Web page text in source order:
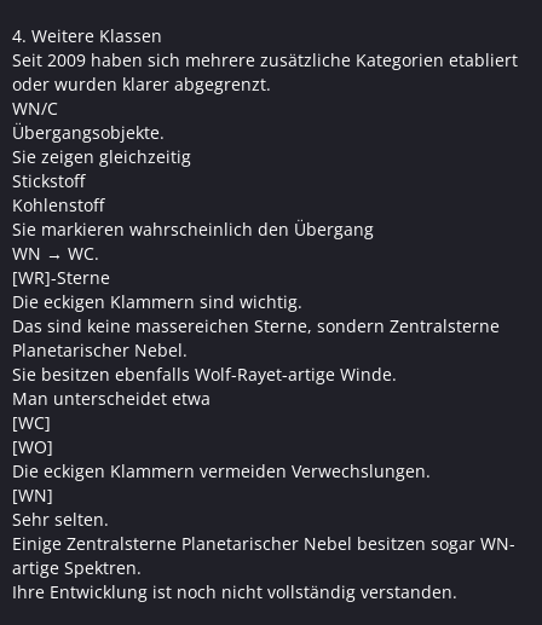
4. Weitere Klassen
Seit 2009 haben sich mehrere zusätzliche Kategorien etabliert
oder wurden klarer abgegrenzt.
WN/C
Übergangsobjekte.
Sie zeigen gleichzeitig
Stickstoff
Kohlenstoff
Sie markieren wahrscheinlich den Übergang
WN → WC.
[WR]-Sterne
Die eckigen Klammern sind wichtig.
Das sind keine massereichen Sterne, sondern Zentralsterne
Planetarischer Nebel.
Sie besitzen ebenfalls Wolf-Rayet-artige Winde.
Man unterscheidet etwa
[WC]
[WO]
Die eckigen Klammern vermeiden Verwechslungen.
[WN]
Sehr selten.
Einige Zentralsterne Planetarischer Nebel besitzen sogar WN-
artige Spektren.
Ihre Entwicklung ist noch nicht vollständig verstanden.